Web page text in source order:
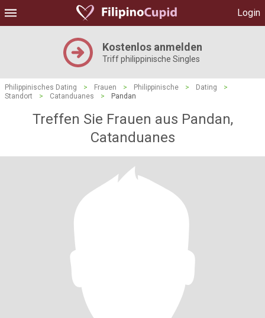
Login
Kostenlos anmelden
Triff philippinische Singles
Philippinisches Dating > Frauen > Philippinische > Dating
>
Standort
> Catanduanes > Pandan
Treffen Sie Frauen aus Pandan,
Catanduanes